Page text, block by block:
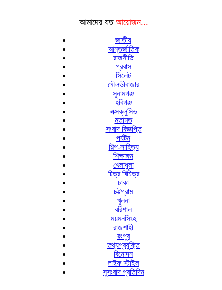
আমাদের যত আয়োজন...
জাতীয়
আন্তর্জাতিক
রাজনীতি
প্রবাস
সিলেট
মৌলভীবাজার
সুনামগঞ্জ
হবিগঞ্জ
এক্সক্লুসিভ
মতামত
সংবাদ বিজ্ঞপ্তি
পর্যটন
শিল্প-সাহিত্য
শিক্ষাঙ্গন
খেলাধুলা
চিত্র বিচিত্র
ঢাকা
চট্টগ্রাম
খুলনা
বরিশাল
ময়মনসিংহ
রাজশাহী
রংপুর
তথ্যপ্রযুক্তি
বিনোদন
লাইফ স্টাইল
সুসংবাদ প্রতিদিন